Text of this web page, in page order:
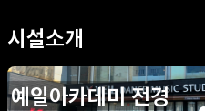
시설소개
예일아카데미 전경